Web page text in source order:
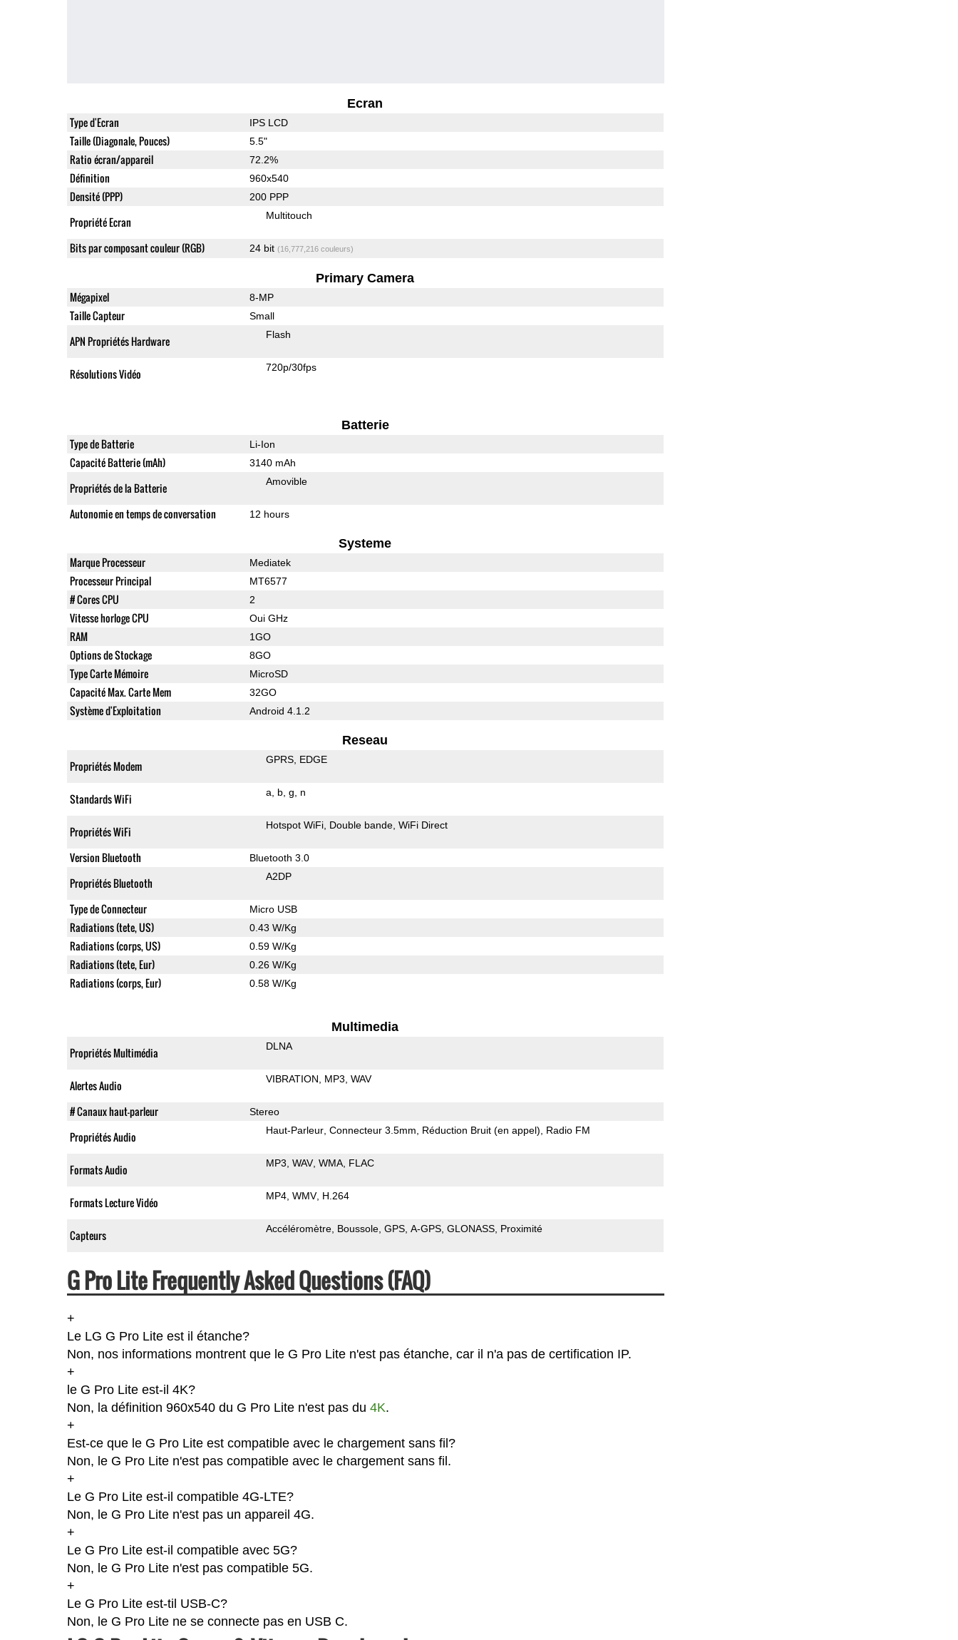
Ecran
Type d'Ecran IPS LCD
Taille (Diagonale, Pouces) 5.5"
Ratio écran/appareil 72.2%
Définition 960x540
Densité (PPP) 200 PPP
Propriété Ecran Multitouch
Bits par composant couleur (RGB) 24 bit (16,777,216 couleurs)
Primary Camera
Mégapixel 8-MP
Taille Capteur Small
APN Propriétés Hardware Flash
Résolutions Vidéo 720p/30fps
Batterie
Type de Batterie Li-Ion
Capacité Batterie (mAh) 3140 mAh
Propriétés de la Batterie Amovible
Autonomie en temps de conversation 12 hours
Systeme
Marque Processeur Mediatek
Processeur Principal MT6577
# Cores CPU 2
Vitesse horloge CPU Oui GHz
RAM 1GO
Options de Stockage 8GO
Type Carte Mémoire MicroSD
Capacité Max. Carte Mem 32GO
Système d'Exploitation Android 4.1.2
Reseau
Propriétés Modem GPRS EDGE
Standards WiFi a b g n
Propriétés WiFi Hotspot WiFi Double bande WiFi Direct
Version Bluetooth Bluetooth 3.0
Propriétés Bluetooth A2DP
Type de Connecteur Micro USB
Radiations (tete, US) 0.43 W/Kg
Radiations (corps, US) 0.59 W/Kg
Radiations (tete, Eur) 0.26 W/Kg
Radiations (corps, Eur) 0.58 W/Kg
Multimedia
Propriétés Multimédia DLNA
Alertes Audio VIBRATION MP3 WAV
# Canaux haut-parleur Stereo
Propriétés Audio Haut-Parleur Connecteur 3.5mm Réduction Bruit (en appel) Radio FM
Formats Audio MP3 WAV WMA FLAC
Formats Lecture Vidéo MP4 WMV H.264
Capteurs Accéléromètre Boussole GPS A-GPS GLONASS Proximité
G Pro Lite Frequently Asked Questions (FAQ)
+
Le LG G Pro Lite est il étanche?
Non, nos informations montrent que le G Pro Lite n'est pas étanche, car il n'a pas de certification IP.
+
le G Pro Lite est-il 4K?
Non, la définition 960x540 du G Pro Lite n'est pas du 4K.
+
Est-ce que le G Pro Lite est compatible avec le chargement sans fil?
Non, le G Pro Lite n'est pas compatible avec le chargement sans fil.
+
Le G Pro Lite est-il compatible 4G-LTE?
Non, le G Pro Lite n'est pas un appareil 4G.
+
Le G Pro Lite est-il compatible avec 5G?
Non, le G Pro Lite n'est pas compatible 5G.
+
Le G Pro Lite est-til USB-C?
Non, le G Pro Lite ne se connecte pas en USB C.